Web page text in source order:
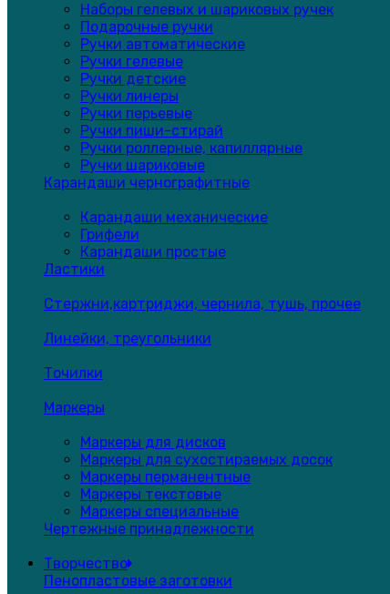
Наборы гелевых и шариковых ручек
Подарочные ручки
Ручки автоматические
Ручки гелевые
Ручки детские
Ручки линеры
Ручки перьевые
Ручки пиши-стирай
Ручки роллерные, капиллярные
Ручки шариковые
Карандаши чернографитные
Карандаши механические
Грифели
Карандаши простые
Ластики
Стержни,картриджи, чернила, тушь, прочее
Линейки, треугольники
Точилки
Маркеры
Маркеры для дисков
Маркеры для сухостираемых досок
Маркеры перманентные
Маркеры текстовые
Маркеры специальные
Чертежные принадлежности
Творчество
Пенопластовые заготовки